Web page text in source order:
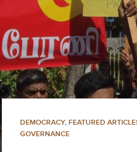
DEMOCRACY, FEATURED
GOVERNANCE